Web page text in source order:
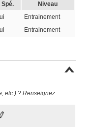
Spé.
Niveau
Entrainement
Entrainement
etc.) ? Renseignez